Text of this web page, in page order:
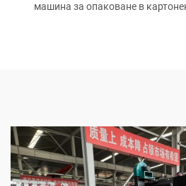
машина за опаковане в